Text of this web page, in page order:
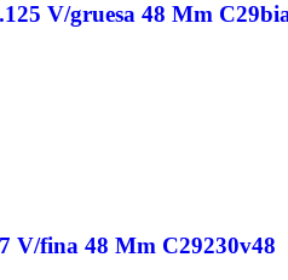
V/gruesa 48 Mm
V/fina 48 Mm C29230v48